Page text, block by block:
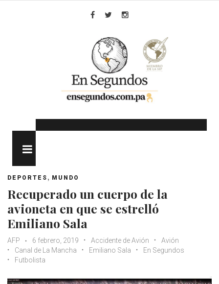
DEPORTES , MUNDO
Recuperado un cuerpo de la
avioneta en que se estrelló
Emiliano Sala
AFP 6 febrero, 2019 Accidente de Avión
Avión
Canal de La Mancha
Emiliano Sala
En Segundos
Futbolista